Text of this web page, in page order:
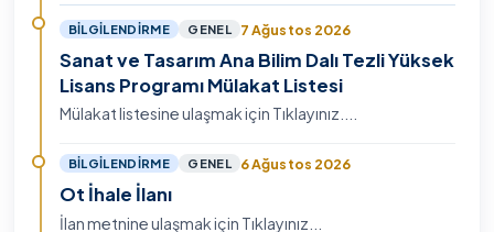
mekanizmala…
BILGILENDIRME GENEL 7 Ağustos 2026
Sanat ve Tasarım Ana Bilim Dalı Tezli Yüksek
Lisans Programı Mülakat Listesi
Mülakat listesine ulaşmak için Tıklayınız....
BILGILENDIRME GENEL 6 Ağustos 2026
Ot İhale İlanı
İlan metnine ulaşmak için Tıklayınız...